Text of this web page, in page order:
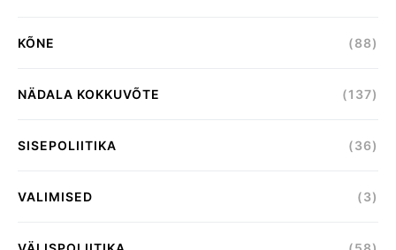
KÕNE (88)
NÄDALA KOKKUVÕTE (137)
SISEPOLIITIKA (36)
VALIMISED (3)